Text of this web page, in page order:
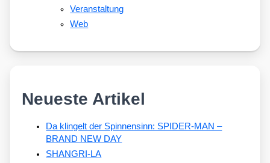
Veranstaltung
Web
Neueste Artikel
Da klingelt der Spinnensinn: SPIDER-MAN –
BRAND NEW DAY
SHANGRI-LA